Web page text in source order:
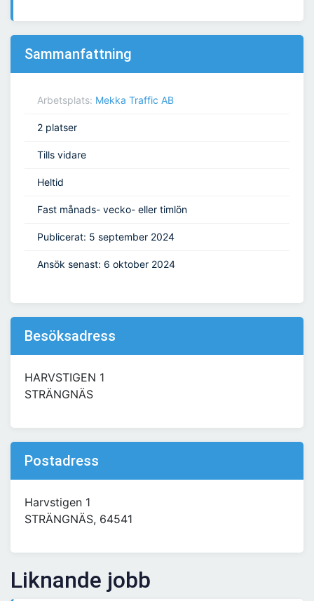
Sammanfattning
Arbetsplats: Mekka Traffic AB
2 platser
Tills vidare
Heltid
Fast månads- vecko- eller timlön
Publicerat: 5 september 2024
Ansök senast: 6 oktober 2024
Besöksadress
HARVSTIGEN 1
STRÄNGNÄS
Postadress
Harvstigen 1
STRÄNGNÄS, 64541
Liknande jobb